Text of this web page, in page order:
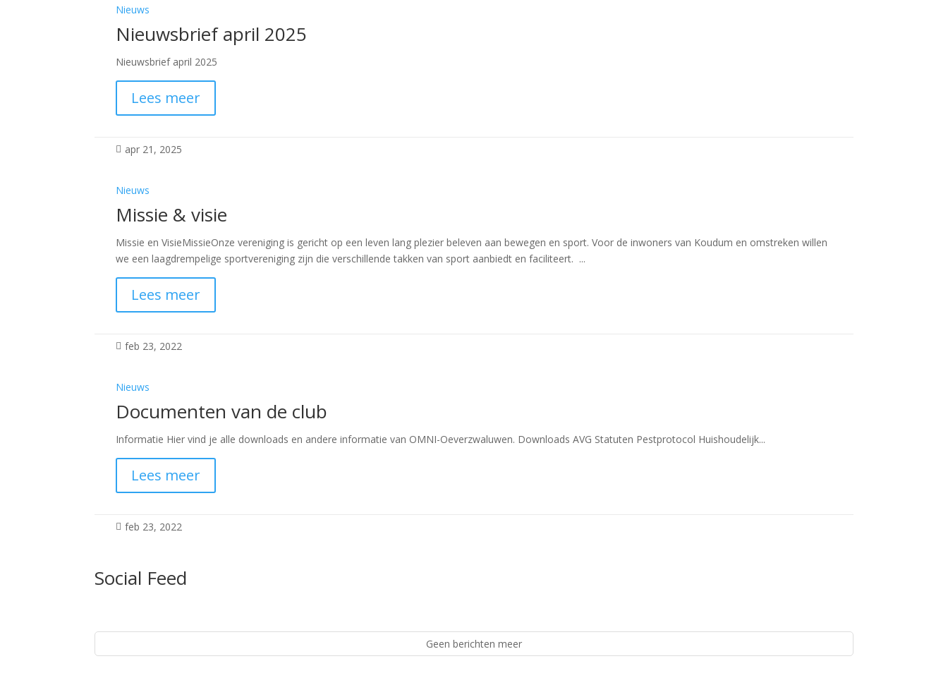
Nieuws
Nieuwsbrief april 2025
Nieuwsbrief april 2025
Lees meer
 apr 21, 2025
Nieuws
Missie & visie
Missie en VisieMissieOnze vereniging is gericht op een leven lang plezier beleven aan bewegen en sport. Voor de inwoners van Koudum en omstreken willen
we een laagdrempelige sportvereniging zijn die verschillende takken van sport aanbiedt en faciliteert. ...
Lees meer
 feb 23, 2022
Nieuws
Documenten van de club
Informatie Hier vind je alle downloads en andere informatie van OMNI-Oeverzwaluwen. Downloads AVG Statuten Pestprotocol Huishoudelijk...
Lees meer
 feb 23, 2022
Social Feed
Geen berichten meer